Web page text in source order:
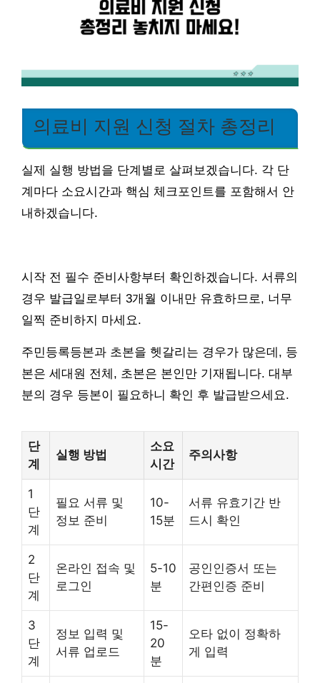
의료비 지원 신청 절차 총정리
실제 실행 방법을 단계별로 살펴보겠습니다. 각 단
계마다 소요시간과 핵심 체크포인트를 포함해서 안
내하겠습니다.
시작 전 필수 준비사항부터 확인하겠습니다. 서류의
경우 발급일로부터 3개월 이내만 유효하므로, 너무
일찍 준비하지 마세요.
주민등록등본과 초본을 헷갈리는 경우가 많은데, 등
본은 세대원 전체, 초본은 본인만 기재됩니다. 대부
분의 경우 등본이 필요하니 확인 후 발급받으세요.
단
계
실행 방법
소요
시간
주의사항
1
단
계
필요 서류 및
정보 준비
10-
15분
서류 유효기간 반
드시 확인
2
단
계
온라인 접속 및
로그인
5-10
분
공인인증서 또는
간편인증 준비
3
단
계
정보 입력 및
서류 업로드
15-
20
분
오타 없이 정확하
게 입력